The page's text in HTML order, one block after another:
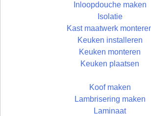
Inloopdouche maken
Isolatie
Kast maatwerk
Keuken installeren
Keuken monteren
Keuken plaatsen
Koof maken
Lambrisering maken
Laminaat